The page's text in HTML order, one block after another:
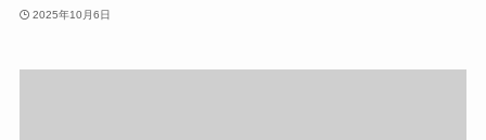
2025年10月6日